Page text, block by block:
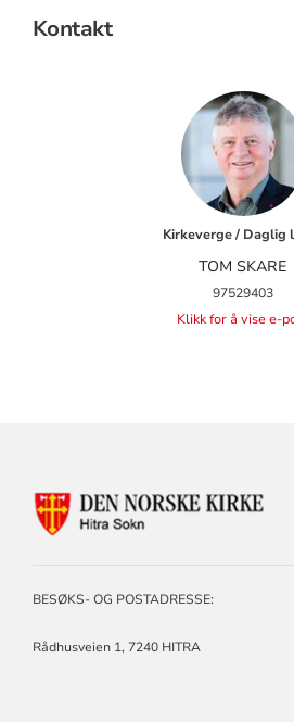
Kontakt
Kirkeverge / Daglig
TOM SKARE
97529403
Klikk for å vise e-
BESØKS- OG POSTADRESSE:
Rådhusveien 1, 7240 HITRA